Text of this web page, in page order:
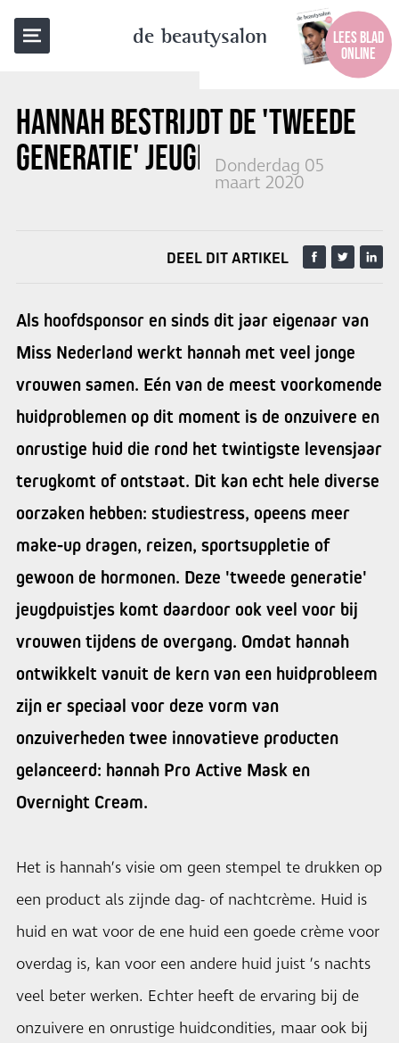
de beautysalon
LEES BLAD
ONLINE
HANNAH BESTRIJDT DE'TWEEDE
GENERATIE' JEUGDPUISTJES
Donderdag 05
maart 2020
TERUG NAAR OVERZICHT
DEEL DIT ARTIKEL
Als hoofdsponsor en sinds dit jaar eigenaar van
Miss Nederland werkt hannah met veel jonge
vrouwen samen. Eén van de meest voorkomende
huidproblemen op dit moment is de onzuivere en
onrustige huid die rond het twintigste levensjaar
terugkomt of ontstaat. Dit kan echt hele diverse
oorzaken hebben: studiestress, opeens meer
make-up dragen, reizen, sportsuppletie of
gewoon de hormonen. Deze 'tweede generatie'
jeugdpuistjes komt daardoor ook veel voor bij
vrouwen tijdens de overgang. Omdat hannah
ontwikkelt vanuit de kern van een huidprobleem
zijn er speciaal voor deze vorm van
onzuiverheden twee innovatieve producten
gelanceerd: hannah Pro Active Mask en
Overnight Cream.
Het is hannah’s visie om geen stempel te drukken op
een product als zijnde dag- of nachtcrème. Huid is
huid en wat voor de ene huid een goede crème voor
overdag is, kan voor een andere huid juist ’s nachts
veel beter werken. Echter heeft de ervaring bij de
onzuivere en onrustige huidcondities, maar ook bij